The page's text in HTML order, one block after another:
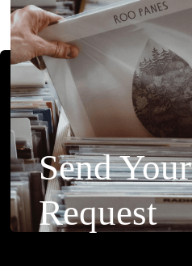
Send Your
Request